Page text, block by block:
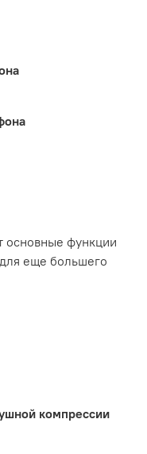
основные функции
еще большего
компрессии